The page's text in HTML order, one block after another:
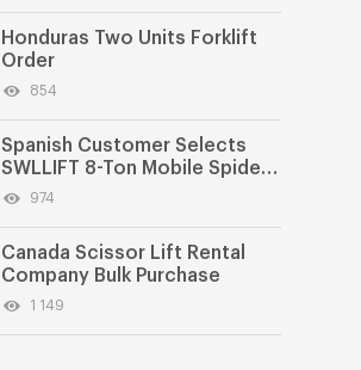
Honduras Two Units Forklift
Order
854
Spanish Customer Selects
SWLLIFT 8-Ton Mobile Spider
Crane
974
Canada Scissor Lift Rental
Company Bulk Purchase
1 149